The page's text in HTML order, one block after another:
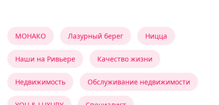
МОНАКО Лазурный берег Ницца
Наши на Ривьере Качество жизни
Недвижимость Обслуживание недвижимости